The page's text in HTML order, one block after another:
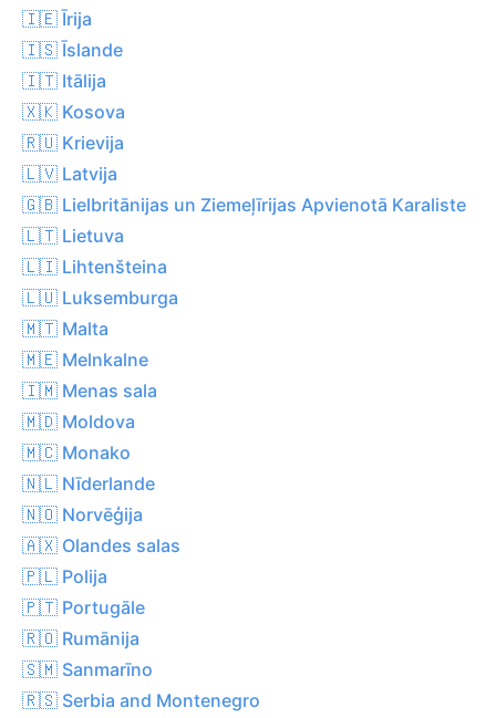
🇮🇪 Īrija
🇮🇸 Īslande
🇮🇹 Itālija
🇽🇰 Kosova
🇷🇺 Krievija
🇱🇻 Latvija
🇬🇧 Lielbritānijas un Ziemeļīrijas Apvienotā Karaliste
🇱🇹 Lietuva
🇱🇮 Lihtenšteina
🇱🇺 Luksemburga
🇲🇹 Malta
🇲🇪 Melnkalne
🇮🇲 Menas sala
🇲🇩 Moldova
🇲🇨 Monako
🇳🇱 Nīderlande
🇳🇴 Norvēģija
🇦🇽 Olandes salas
🇵🇱 Polija
🇵🇹 Portugāle
🇷🇴 Rumānija
🇸🇲 Sanmarīno
🇷🇸 Serbia and Montenegro